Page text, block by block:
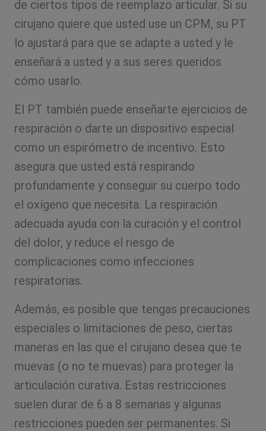
de ciertos tipos de reemplazo articular. Si su
cirujano quiere que usted use un CPM, su PT
lo ajustará para que se adapte a usted y le
enseñará a usted y a sus seres queridos
cómo usarlo.
El PT también puede enseñarte ejercicios de
respiración o darte un dispositivo especial
como un espirómetro de incentivo. Esto
asegura que usted está respirando
profundamente y conseguir su cuerpo todo
el oxígeno que necesita. La respiración
adecuada ayuda con la curación y el control
del dolor, y reduce el riesgo de
complicaciones como infecciones
respiratorias.
Además, es posible que tengas precauciones
especiales o limitaciones de peso, ciertas
maneras en las que el cirujano desea que te
muevas (o no te muevas) para proteger la
articulación curativa. Estas restricciones
suelen durar de 6 a 8 semanas y algunas
restricciones pueden ser permanentes. Si